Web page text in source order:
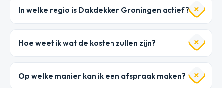
In welke regio is Dakdekker Groningen actief?
Hoe weet ik wat de kosten zullen zijn?
Op welke manier kan ik een afspraak maken?